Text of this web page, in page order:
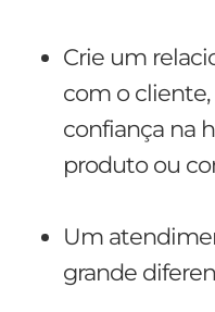
Crie um
com o cliente,
confiança na
produto ou
Um
grande